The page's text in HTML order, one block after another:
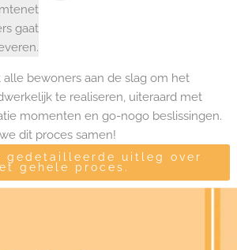
gaat
alle bewoners aan de slag om het
te realiseren, uiteraard met
momenten en go-nogo beslissingen.
dit proces samen!
gedetailleerde uitleg over
gehele proces.